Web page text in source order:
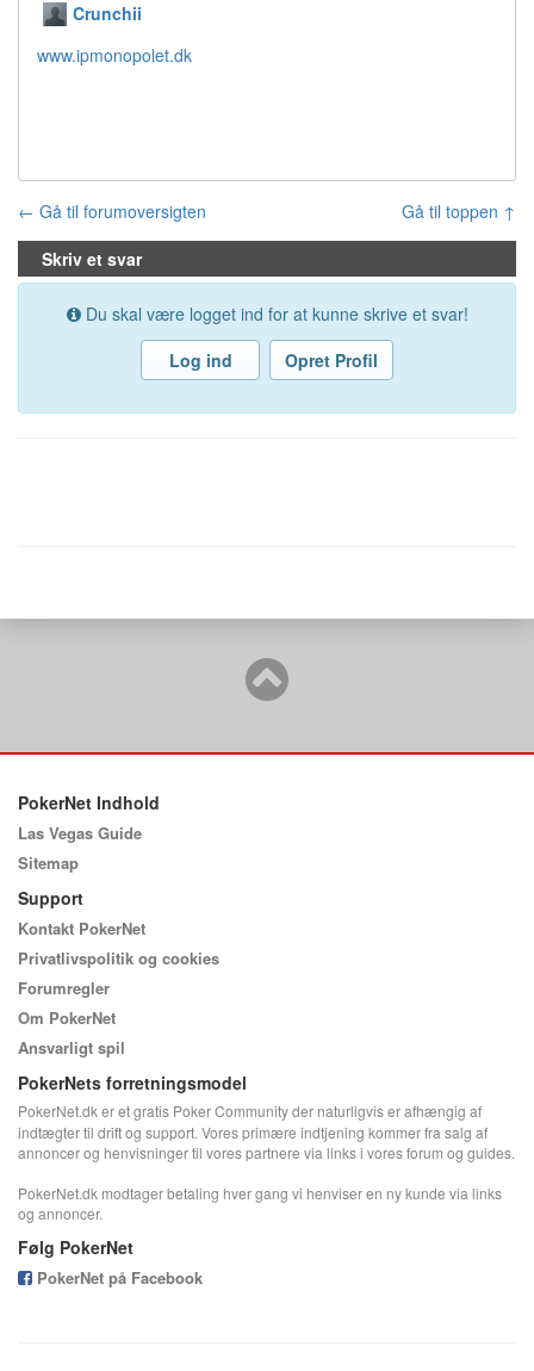
Crunchii
www.ipmonopolet.dk
← Gå til forumoversigten
Gå til toppen ↑
Skriv et svar
Du skal være logget ind for at kunne skrive et svar!
Log ind
Opret Profil
PokerNet Indhold
Las Vegas Guide
Sitemap
Support
Kontakt PokerNet
Privatlivspolitik og cookies
Forumregler
Om PokerNet
Ansvarligt spil
PokerNets forretningsmodel
PokerNet.dk er et gratis Poker Community der naturligvis er afhængig af
indtægter til drift og support. Vores primære indtjening kommer fra salg af
annoncer og henvisninger til vores partnere via links i vores forum og guides.
PokerNet.dk modtager betaling hver gang vi henviser en ny kunde via links
og annoncer.
Følg PokerNet
PokerNet på Facebook